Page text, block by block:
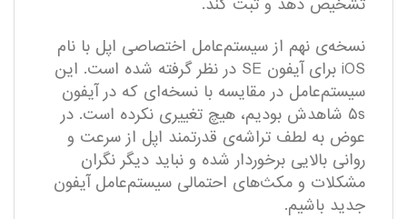
نسخه‌ی نهم از سیستم‌عامل اختصاصی اپل با نام
iOS برای آیفون SE در نظر گرفته شده است. این
سیستم‌عامل در مقایسه با نسخه‌‌ای که در آیفون
۵s شاهدش بودیم، هیچ تغییری نکرده است. در
عوض به لطف تراشه‌ی قدرتمند اپل از سرعت و
روانی بالایی برخوردار شده و نباید دیگر نگران
مشکلات و مکث‌های احتمالی سیستم‌عامل آیفون
جدید باشیم.